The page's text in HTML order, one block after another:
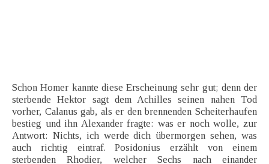
Schon Homer kannte diese Erscheinung sehr gut; denn der
sterbende Hektor sagt dem Achilles seinen nahen Tod
vorher, Calanus gab, als er den brennenden Scheiterhaufen
bestieg und ihn Alexander fragte: was er noch wolle, zur
Antwort: Nichts, ich werde dich übermorgen sehen, was
auch richtig eintraf. Posidonius erzählt von einem
sterbenden Rhodier, welcher Sechs nach einander